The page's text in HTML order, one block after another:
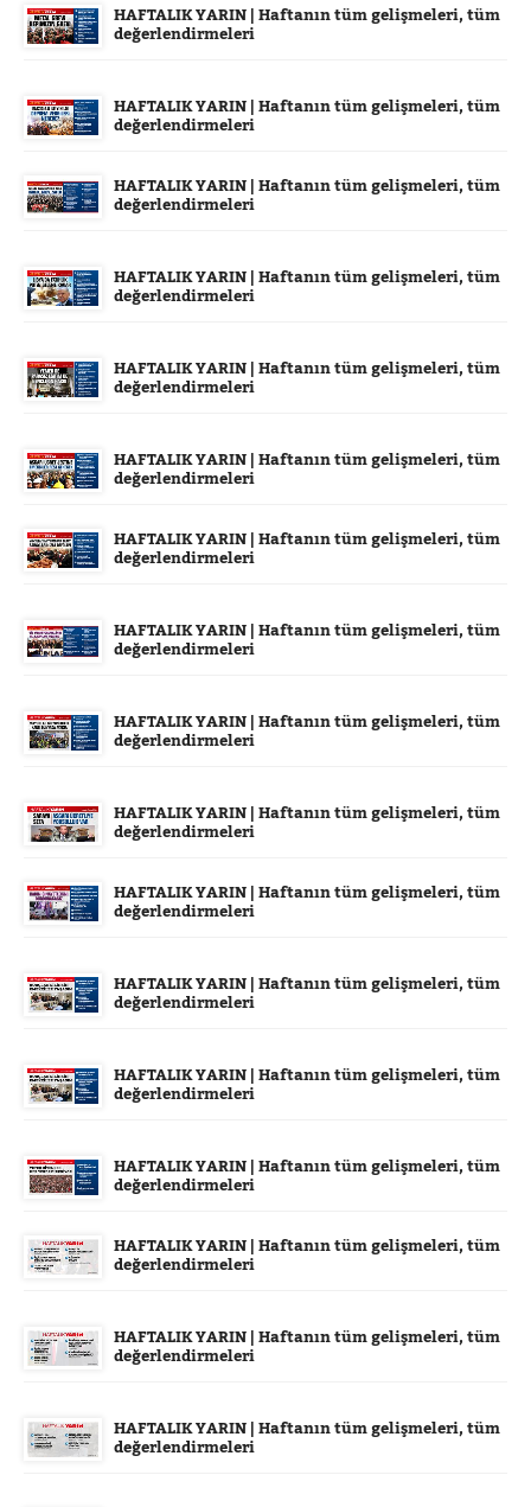
HAFTALIK YARIN | Haftanın tüm gelişmeleri, tüm
değerlendirmeleri
HAFTALIK YARIN | Haftanın tüm gelişmeleri, tüm
değerlendirmeleri
HAFTALIK YARIN | Haftanın tüm gelişmeleri, tüm
değerlendirmeleri
HAFTALIK YARIN | Haftanın tüm gelişmeleri, tüm
değerlendirmeleri
HAFTALIK YARIN | Haftanın tüm gelişmeleri, tüm
değerlendirmeleri
HAFTALIK YARIN | Haftanın tüm gelişmeleri, tüm
değerlendirmeleri
HAFTALIK YARIN | Haftanın tüm gelişmeleri, tüm
değerlendirmeleri
HAFTALIK YARIN | Haftanın tüm gelişmeleri, tüm
değerlendirmeleri
HAFTALIK YARIN | Haftanın tüm gelişmeleri, tüm
değerlendirmeleri
HAFTALIK YARIN | Haftanın tüm gelişmeleri, tüm
değerlendirmeleri
HAFTALIK YARIN | Haftanın tüm gelişmeleri, tüm
değerlendirmeleri
HAFTALIK YARIN | Haftanın tüm gelişmeleri, tüm
değerlendirmeleri
HAFTALIK YARIN | Haftanın tüm gelişmeleri, tüm
değerlendirmeleri
HAFTALIK YARIN | Haftanın tüm gelişmeleri, tüm
değerlendirmeleri
HAFTALIK YARIN | Haftanın tüm gelişmeleri, tüm
değerlendirmeleri
HAFTALIK YARIN | Haftanın tüm gelişmeleri, tüm
değerlendirmeleri
HAFTALIK YARIN | Haftanın tüm gelişmeleri, tüm
değerlendirmeleri